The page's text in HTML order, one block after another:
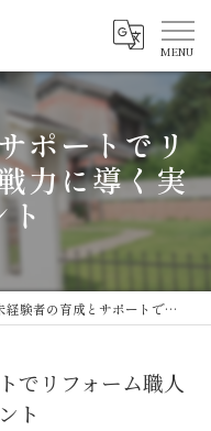
ポートでリ
力に導く実
験者の育成とサポートでリフォーム職人を即戦力に導く実践ポイント
でリフォーム職人
ト